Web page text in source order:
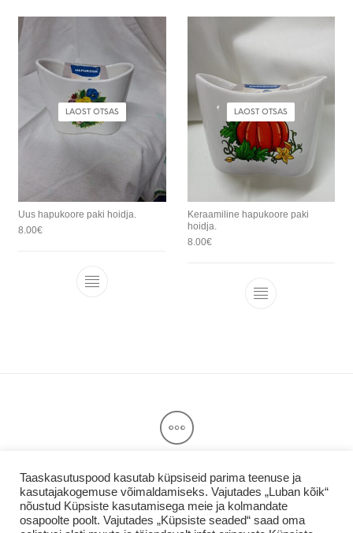
LAOST OTSAS
Uus hapukoore paki hoidja.
8.00€
LAOST OTSAS
Keraamiline hapukoore paki
hoidja.
8.00€
Privaatsuspoliitika & Kasutajatingimused
Taaskasutuspood.ee
Taaskasutuspood kasutab küpsiseid parima teenuse ja
kasutajakogemuse võimaldamiseks. Vajutades „Luban kõik“
nõustud Küpsiste kasutamisega meie ja kolmandate
osapoolte poolt. Vajutades „Küpsiste seaded“ saad oma